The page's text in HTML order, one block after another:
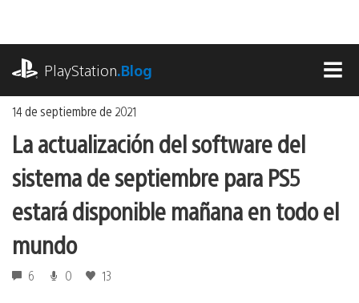
contenido
PlayStation.Blog
14 de septiembre de 2021
La actualización del software del
sistema de septiembre para PS5
estará disponible mañana en todo el
mundo
6 0 13